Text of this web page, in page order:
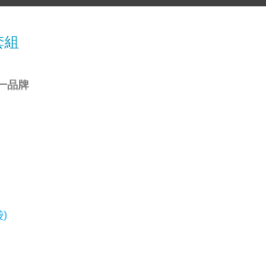
組
品牌
)